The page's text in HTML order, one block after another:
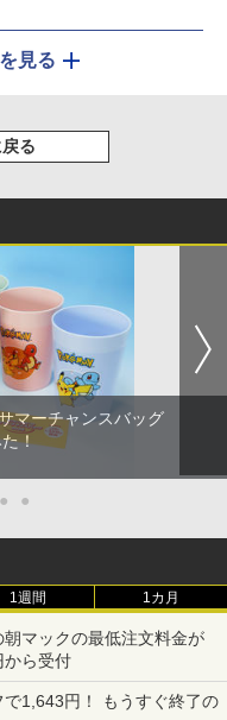
見る
る
マーチャンスバッグ
！
● ●
1週間 1カ月
マックの最低注文料金が
ら受付
で1,643円！ もうすぐ終了の